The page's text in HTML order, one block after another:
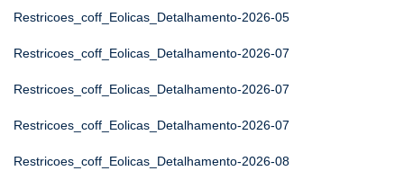
Restricoes_coff_Eolicas_Detalhamento-2026-05
Restricoes_coff_Eolicas_Detalhamento-2026-07
Restricoes_coff_Eolicas_Detalhamento-2026-07
Restricoes_coff_Eolicas_Detalhamento-2026-07
Restricoes_coff_Eolicas_Detalhamento-2026-08